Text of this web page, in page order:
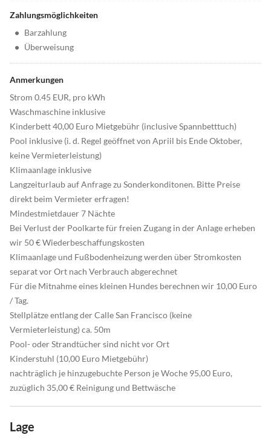
Zahlungsmöglichkeiten
• Barzahlung
• Überweisung
Anmerkungen
Strom 0.45 EUR, pro kWh
Waschmaschine inklusive
Kinderbett 40,00 Euro Mietgebühr (inclusive Spannbetttuch)
Pool inklusive (i. d. Regel geöffnet von Apriil bis Ende Oktober,
keine Vermieterleistung)
Klimaanlage inklusive
Langzeiturlaub auf Anfrage zu Sonderkonditonen. Bitte Preise
direkt beim Vermieter erfragen!
Mindestmietdauer 7 Nächte
Bei Verlust der Poolkarte für freien Zugang in der Anlage erheben
wir 50 € Wiederbeschaffungskosten
Klimaanlage und Fußbodenheizung werden über Stromkosten
separat vor Ort nach Verbrauch abgerechnet
Für die Mitnahme eines kleinen Hundes berechnen wir 10,00 Euro
/ Tag.
Stellplätze entlang der Calle San Francisco (keine
Vermieterleistung) ca. 50m
Pool- oder Strandtücher sind nicht vor Ort
Kinderstuhl (10,00 Euro Mietgebühr)
nachträglich je hinzugebuchte Person je Woche 95,00 Euro,
zuzüglich 35,00 € Reinigung und Bettwäsche
Lage